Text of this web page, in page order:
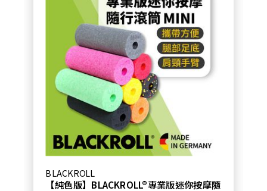
BLACKROLL
【純色版】BLACKROLL®專業版迷你按摩隨